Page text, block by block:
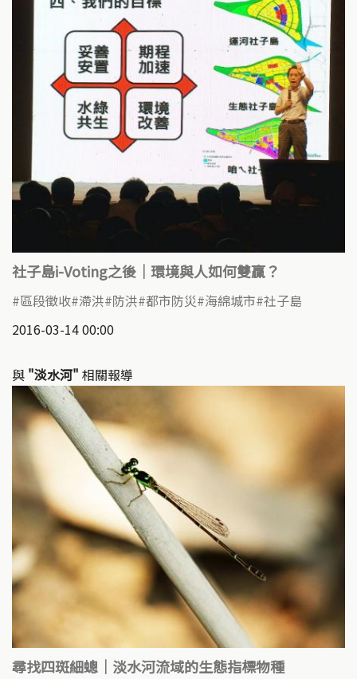
社子島i-Voting之後｜環境與人如何雙贏？
區段徵收 滯洪 防洪 都市防災 海綿城市 社子島
2016-03-14 00:00
與 "淡水河" 相關報導
尋找四斑細蟌｜淡水河流域的生態指標物種